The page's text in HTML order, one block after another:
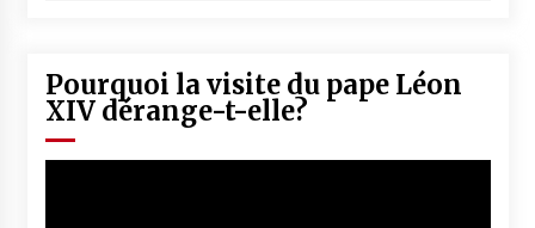
Pourquoi la visite du pape Léon
XIV dérange-t-elle?